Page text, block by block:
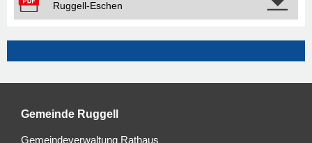
Ruggell-Eschen
Gemeinde Ruggell
Gemeindeverwaltung Rathaus